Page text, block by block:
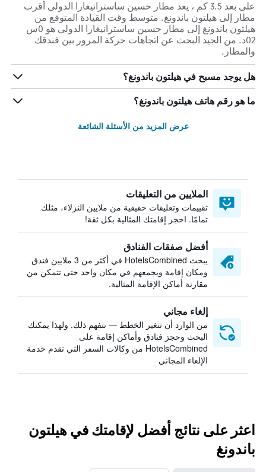
على بعد 3.5 كم ، يعد مطار حسين ساسترانيغارا الدولى أقرب
مطار إلى هيلتون باندونغ. متوسط وقت القيادة المتوقع من
هيلتون باندونغ إلى مطار حسين ساسترانيغارا الدولى هو 0س
02د. من الجيد البحث عن اتجاهات حركة المرور بين فندقك
والمطار.
هل يوجد مسبح في هيلتون باندونغ؟
ما هو رقم هاتف هيلتون باندونغ؟
عرض المزيد من الأسئلة الشائعة
الملايين من التعليقات
تقييمات وتعليقات حقيقية من ملايين النزلاء، مثلك
تمامًا. احجز إقامتك المثالية بكل ثقة!
أفضل صفقات الفنادق
يبحث HotelsCombined في أكثر من 3 ملايين فندق
ومكان إقامة ويجمعهم في مكان واحد حتى تتمكن من
مقارنة أماكن الإقامة المثالية.
إلغاء مجاني
من الوارد أن تتغير الخطط — نتفهم ذلك. ولهذا يمكنك
البحث وحجز فنادق وأماكن إقامة على
HotelsCombined من وكالات السفر التي تقدم خدمة
الإلغاء المجاني
اعثر على نتائج أفضل لإقامتك في هيلتون
باندونغ